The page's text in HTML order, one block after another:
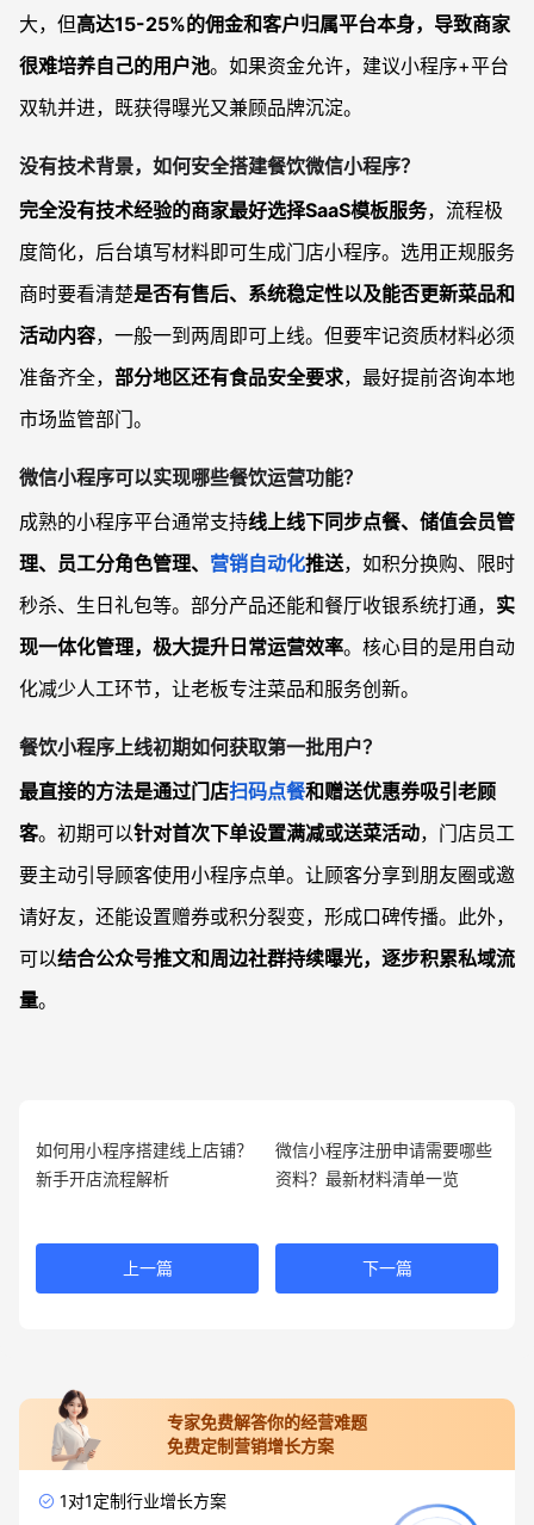
大，但高达15-25%的佣金和客户归属平台本身，导致商家
很难培养自己的用户池。如果资金允许，建议小程序+平台
双轨并进，既获得曝光又兼顾品牌沉淀。
没有技术背景，如何安全搭建餐饮微信小程序？
完全没有技术经验的商家最好选择SaaS模板服务，流程极
度简化，后台填写材料即可生成门店小程序。选用正规服务
商时要看清楚是否有售后、系统稳定性以及能否更新菜品和
活动内容，一般一到两周即可上线。但要牢记资质材料必须
准备齐全， 部分地区还有食品安全要求，最好提前咨询本地
市场监管部门。
微信小程序可以实现哪些餐饮运营功能？
成熟的小程序平台通常支持线上线下同步点餐、储值会员管
理、员工分角色管理、 营销自动化推送，如积分换购、限时
秒杀、生日礼包等。部分产品还能和餐厅收银系统打通， 实
现一体化管理，极大提升日常运营效率。核心目的是用自动
化减少人工环节，让老板专注菜品和服务创新。
餐饮小程序上线初期如何获取第一批用户？
最直接的方法是通过门店扫码点餐和赠送优惠券吸引老顾
客。初期可以针对首次下单设置满减或送菜活动，门店员工
要主动引导顾客使用小程序点单。让顾客分享到朋友圈或邀
请好友，还能设置赠券或积分裂变，形成口碑传播。此外，
可以结合公众号推文和周边社群持续曝光，逐步积累私域流
量。
如何用小程序搭建线上店铺？
新手开店流程解析
上一篇
微信小程序注册申请需要哪些
资料？最新材料清单一览
下一篇
专家免费解答你的经营难题
免费定制营销增长方案
1对1定制行业增长方案